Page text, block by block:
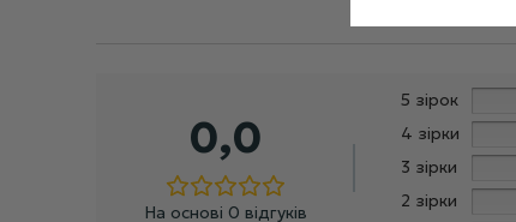
0,0
На основі 0 відгуків
5 зірок
4 зірки
3 зірки
2 зірки